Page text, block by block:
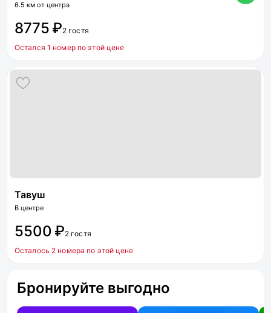
6.5 км от центра
8775 ₽2 гостя
Остался 1 номер по этой цене
Тавуш
В центре
5500 ₽2 гостя
Осталось 2 номера по этой цене
Бронируйте выгодно